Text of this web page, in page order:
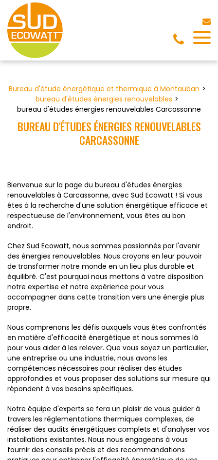
Bureau d'étude énergétique et thermique à Montauban
bureau d'études énergies renouvelables
bureau d'études énergies renouvelables Carcassonne
BUREAU D'ÉTUDES ÉNERGIES RENOUVELABLES
CARCASSONNE
Bienvenue sur la page du bureau d'études énergies
renouvelables à Carcassonne, avec Sud Ecowatt ! Si vous
êtes à la recherche d'une solution énergétique efficace et
respectueuse de l'environnement, vous êtes au bon
endroit.
Chez Sud Ecowatt, nous sommes passionnés par l'avenir
des énergies renouvelables. Nous croyons en leur pouvoir
de transformer notre monde en un lieu plus durable et
équilibré. C'est pourquoi nous mettons à votre disposition
notre expertise et notre expérience pour vous
accompagner dans cette transition vers une énergie plus
propre.
Nous comprenons les défis auxquels vous êtes confrontés
en matière d'efficacité énergétique et nous sommes là
pour vous aider à les relever. Que vous soyez un particulier,
une entreprise ou une industrie, nous avons les
compétences nécessaires pour réaliser des études
approfondies et vous proposer des solutions sur mesure qui
répondent à vos besoins spécifiques.
Notre équipe d'experts se fera un plaisir de vous guider à
travers les réglementations thermiques complexes, de
réaliser des audits énergétiques complets et d'analyser vos
installations existantes. Nous nous engageons à vous
fournir des conseils précis et des recommandations
Panneau de gestion des cookies